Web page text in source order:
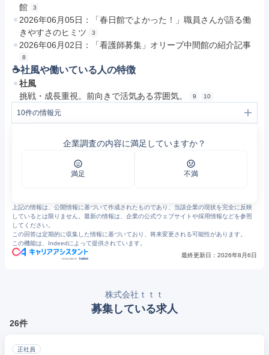
館
3
2026年06月05日：「春日館でよかった！」職員さんが語る働
きやすさのヒミツ
3
2026年06月02日：「看護師募集」オリーブ中間館の紹介記事
8
☕️社風や働いている人の特徴
社風
挑戦・成長重視。前向きで活気ある雰囲気。
9 10
10件の情報元
住宅型有料老人ホーム たいよう – 地域最安水準の利用料金
10
tttの評判・口コミ - エン カイシャの評判 (9607)
企業調査の内容に満足していますか？
満足 不満
上記の情報は、公開情報に基づいて作成されたものであり、当該企業の現状を完全に反映
しているとは限りません。最新の情報は、企業の公式ウェブサイトや採用情報などを参照
してください。
この回答は定期的に収集した情報に基づいており、将来変更される可能性があります。
この機能は、Indeedによって提供されています。
最終更新日： 2026年8月6日
株式会社ｔｔｔ
募集している求人
26件
正社員